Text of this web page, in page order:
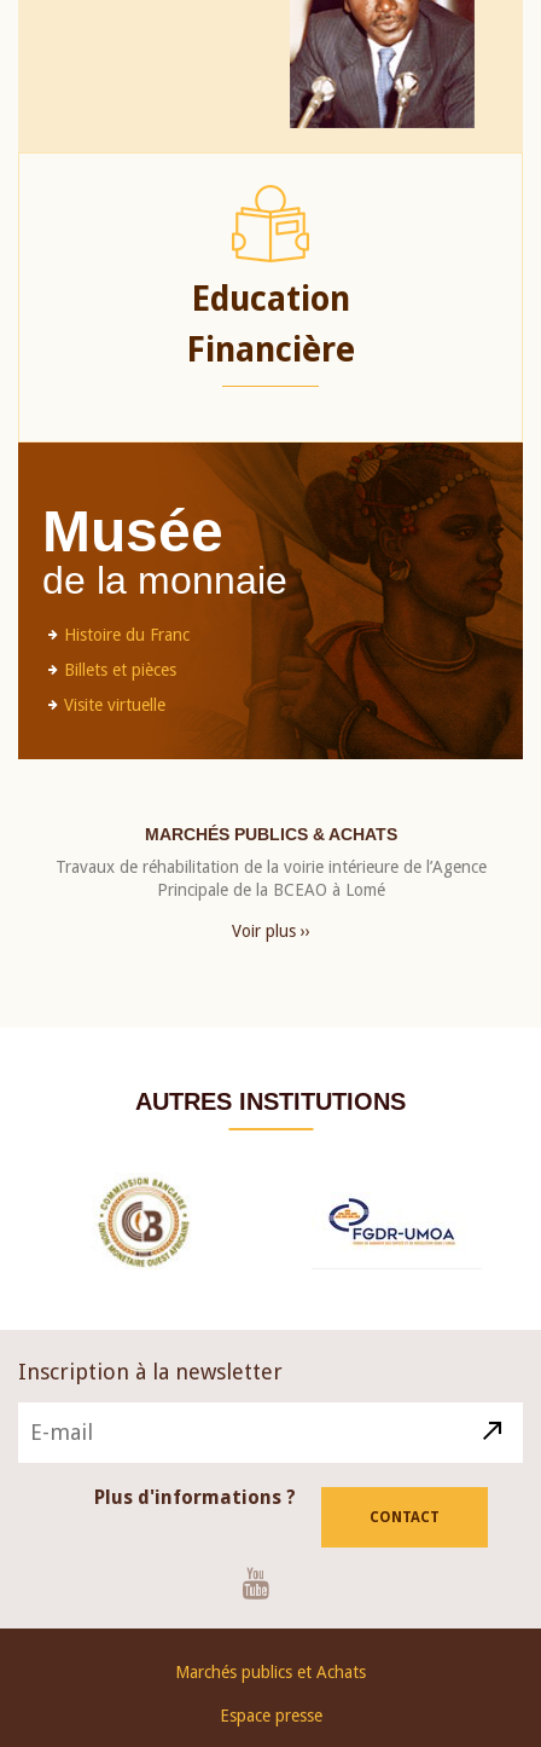
Education
Financière
Musée
de la monnaie
Histoire du Franc
Billets et pièces
Visite virtuelle
MARCHÉS PUBLICS & ACHATS
Travaux de réhabilitation de la voirie intérieure de l’Agence
Principale de la BCEAO à Lomé
Voir plus ››
AUTRES INSTITUTIONS
Inscription à la newsletter
Plus d'informations ?
CONTACT
Marchés publics et Achats
Espace presse